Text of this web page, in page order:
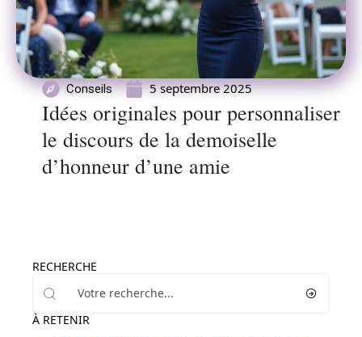
Conseils 5 septembre 2025
Idées originales pour personnaliser
le discours de la demoiselle
d’honneur d’une amie
RECHERCHE
À RETENIR